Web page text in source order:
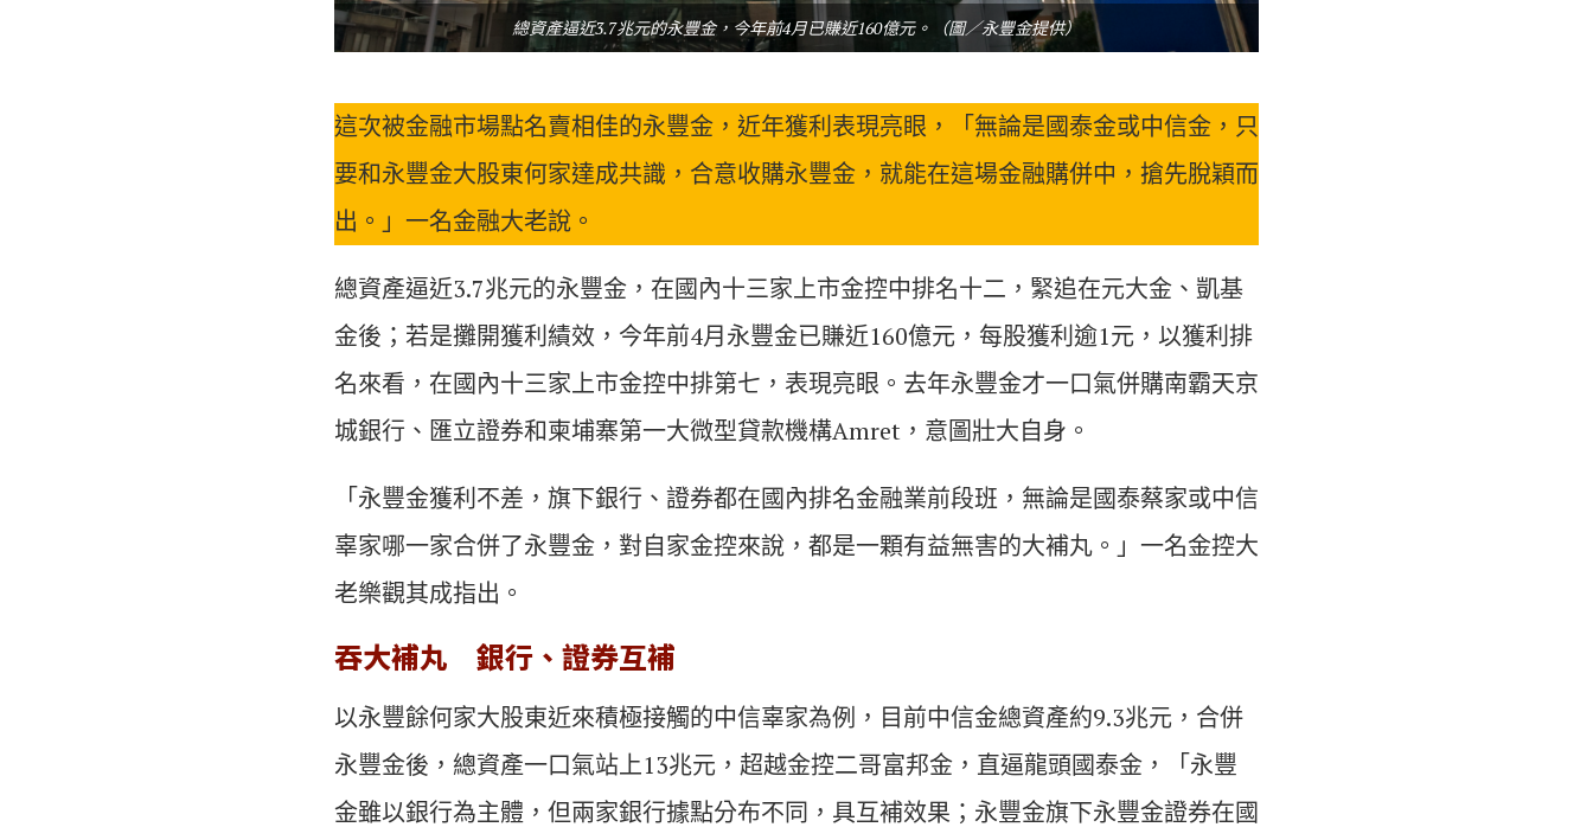
總資產逼近3.7兆元的永豐金，今年前4月已賺近160億元。（圖／永豐金提供）
這次被金融市場點名賣相佳的永豐金，近年獲利表現亮眼，「無論是國泰金或中信金，只
要和永豐金大股東何家達成共識，合意收購永豐金，就能在這場金融購併中，搶先脫穎而
出。」一名金融大老說。
總資產逼近3.7兆元的永豐金，在國內十三家上市金控中排名十二，緊追在元大金、凱基
金後；若是攤開獲利績效，今年前4月永豐金已賺近160億元，每股獲利逾1元，以獲利排
名來看，在國內十三家上市金控中排第七，表現亮眼。去年永豐金才一口氣併購南霸天京
城銀行、匯立證券和柬埔寨第一大微型貸款機構Amret，意圖壯大自身。
「永豐金獲利不差，旗下銀行、證券都在國內排名金融業前段班，無論是國泰蔡家或中信
辜家哪一家合併了永豐金，對自家金控來說，都是一顆有益無害的大補丸。」一名金控大
老樂觀其成指出。
吞大補丸 銀行、證券互補
以永豐餘何家大股東近來積極接觸的中信辜家為例，目前中信金總資產約9.3兆元，合併
永豐金後，總資產一口氣站上13兆元，超越金控二哥富邦金，直逼龍頭國泰金，「永豐
金雖以銀行為主體，但兩家銀行據點分布不同，具互補效果；永豐金旗下永豐金證券在國